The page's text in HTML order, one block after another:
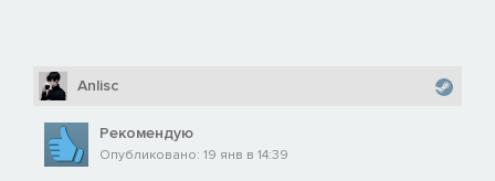
Anlisc
Рекомендую
Опубликовано: 19 янв в 14:39